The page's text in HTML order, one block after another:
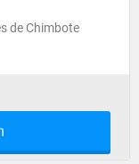
de Chimbote